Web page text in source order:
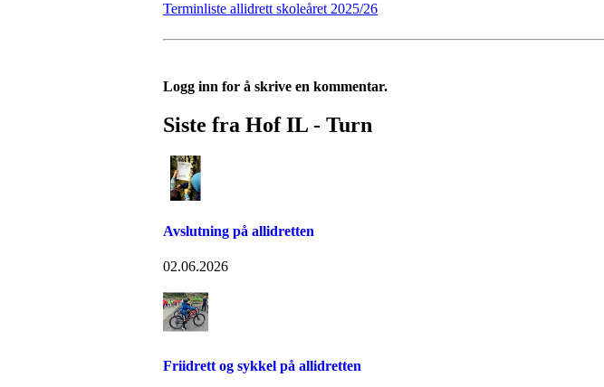
Terminliste allidrett skoleåret 2025/26
Logg inn for å skrive en kommentar.
Siste fra Hof IL - Turn
Avslutning på allidretten
02.06.2026
Friidrett og sykkel på allidretten